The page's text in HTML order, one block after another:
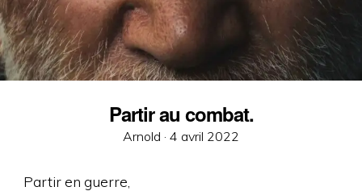
Partir au combat.
Arnold · Posted
4 avril 2022
Partir en guerre,